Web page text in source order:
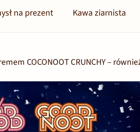
na prezent Kawa ziarnista
COCONOOT CRUNCHY –